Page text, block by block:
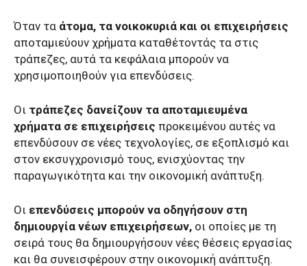
Όταν τα άτομα, τα νοικοκυριά και οι επιχειρήσεις
αποταμιεύουν χρήματα καταθέτοντάς τα στις
τράπεζες, αυτά τα κεφάλαια μπορούν να
χρησιμοποιηθούν για επενδύσεις.
Οι τράπεζες δανείζουν τα αποταμιευμένα
χρήματα σε επιχειρήσεις προκειμένου αυτές να
επενδύσουν σε νέες τεχνολογίες, σε εξοπλισμό και
στον εκσυγχρονισμό τους, ενισχύοντας την
παραγωγικότητα και την οικονομική ανάπτυξη.
Οι επενδύσεις μπορούν να οδηγήσουν στη
δημιουργία νέων επιχειρήσεων, οι οποίες με τη
σειρά τους θα δημιουργήσουν νέες θέσεις εργασίας
και θα συνεισφέρουν στην οικονομική ανάπτυξη.